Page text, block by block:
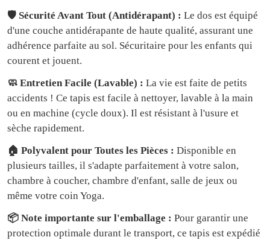
🛡️ Sécurité Avant Tout (Antidérapant) : Le dos est équipé
d'une couche antidérapante de haute qualité, assurant une
adhérence parfaite au sol. Sécuritaire pour les enfants qui
courent et jouent.
🧼 Entretien Facile (Lavable) : La vie est faite de petits
accidents ! Ce tapis est facile à nettoyer, lavable à la main
ou en machine (cycle doux). Il est résistant à l'usure et
sèche rapidement.
🏠 Polyvalent pour Toutes les Pièces : Disponible en
plusieurs tailles, il s'adapte parfaitement à votre salon,
chambre à coucher, chambre d'enfant, salle de jeux ou
même votre coin Yoga.
📦 Note importante sur l'emballage : Pour garantir une
protection optimale durant le transport, ce tapis est expédié